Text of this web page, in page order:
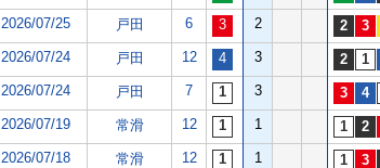
2026/07/25 戸田 6 2
2026/07/24 戸田 12 3
2026/07/24 戸田 7 3
2026/07/19 常滑 12 1
2026/07/18 常滑 12 1